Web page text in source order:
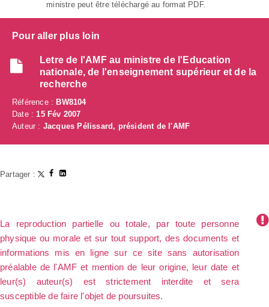
ministre peut être téléchargé au format PDF.
Pour aller plus loin
Letre de l'AMF au ministre de l'Education
nationale, de l'enseignement supérieur et de la
recherche
Référence :BW8104
Date : 15 Fév 2007
Auteur : Jacques Pélissard, président de l'AMF
Partager :
La reproduction partielle ou totale, par toute personne
physique ou morale et sur tout support, des documents et
informations mis en ligne sur ce site sans autorisation
préalable de l'AMF et mention de leur origine, leur date et
leur(s) auteur(s) est strictement interdite et sera
susceptible de faire l'objet de poursuites.